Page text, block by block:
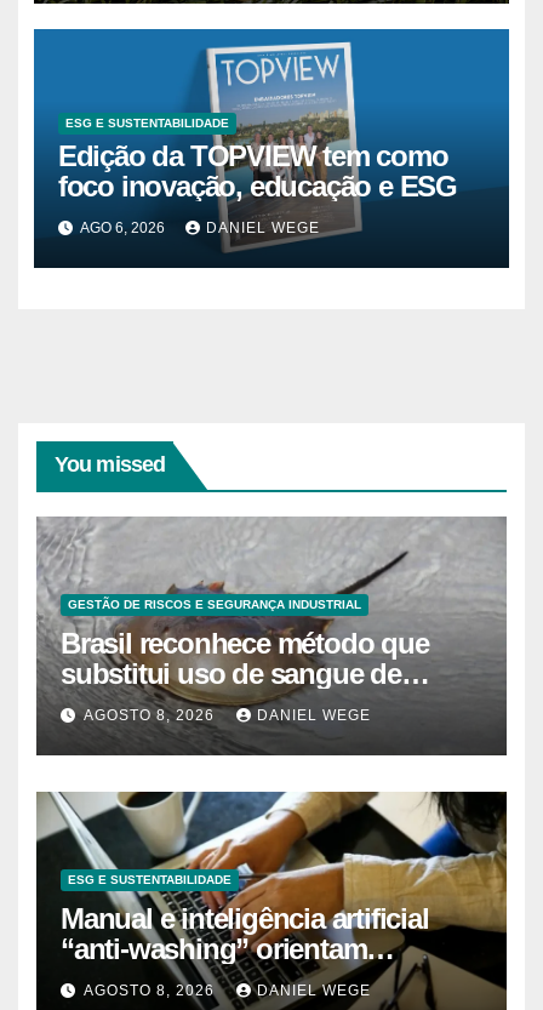
ESG E SUSTENTABILIDADE
Edição da TOPVIEW tem como
foco inovação, educação e ESG
AGO 6, 2026 DANIEL WEGE
You missed
GESTÃO DE RISCOS E SEGURANÇA INDUSTRIAL
Brasil reconhece método que
substitui uso de sangue de
caranguejo-ferradura em testes
farmacêuticos
AGOSTO 8, 2026 DANIEL WEGE
ESG E SUSTENTABILIDADE
Manual e inteligência artificial
“anti-washing” orientam
empresas
AGOSTO 8, 2026 DANIEL WEGE